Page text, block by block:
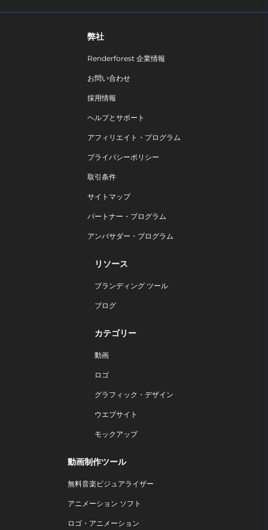
弊社
Renderforest 企業情報
お問い合わせ
採用情報
ヘルプとサポート
アフィリエイト・プログラム
プライバシーポリシー
取引条件
サイトマップ
パートナー・プログラム
アンバサダー・プログラム
リソース
ブランディング ツール
ブログ
カテゴリー
動画
ロゴ
グラフィック・デザイン
ウエブサイト
モックアップ
動画制作ツール
無料音楽ビジュアライザー
アニメーション ソフト
ロゴ・アニメーション